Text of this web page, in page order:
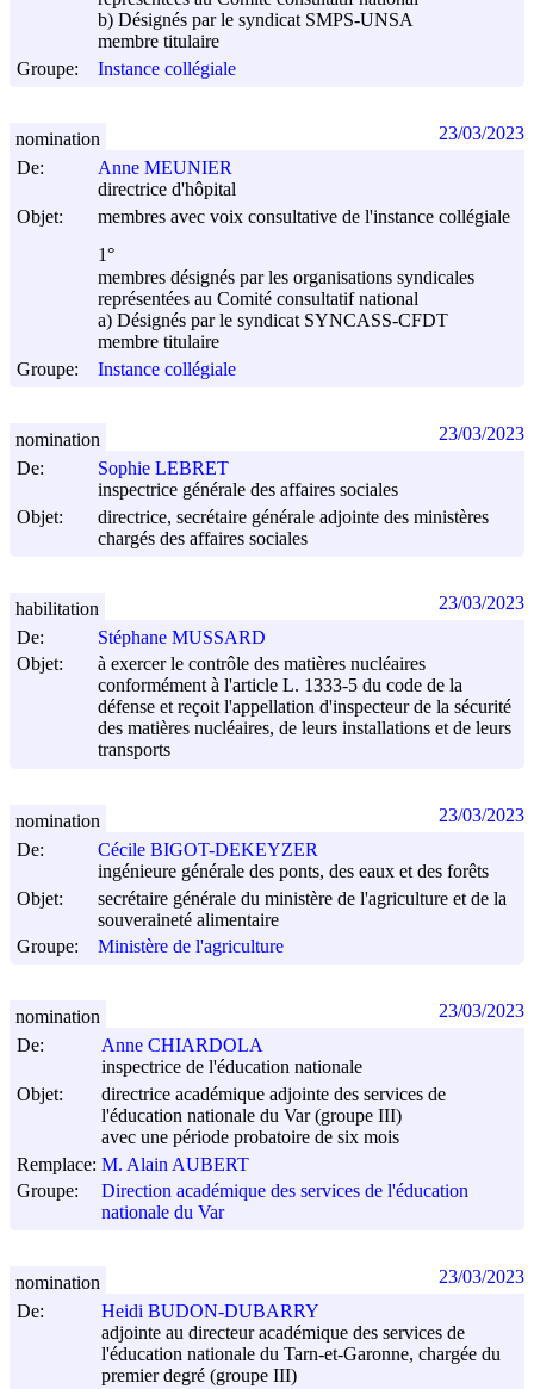
b) Désignés par le syndicat SMPS-UNSA
membre titulaire
Groupe:
Instance collégiale
De:
Anne MEUNIER
directrice d'hôpital
Objet:
membres avec voix consultative de l'instance collégiale
1°
membres désignés par les organisations syndicales
représentées au Comité consultatif national
a) Désignés par le syndicat SYNCASS-CFDT
membre titulaire
Groupe:
Instance collégiale
nomination 23/03/2023
De:
Sophie LEBRET
inspectrice générale des affaires sociales
Objet:
directrice, secrétaire générale adjointe des ministères
chargés des affaires sociales
nomination 23/03/2023
De:
Stéphane MUSSARD
Objet:
à exercer le contrôle des matières nucléaires
conformément à l'article L. 1333-5 du code de la
défense et reçoit l'appellation d'inspecteur de la sécurité
des matières nucléaires, de leurs installations et de leurs
transports
habilitation 23/03/2023
De:
Cécile BIGOT-DEKEYZER
ingénieure générale des ponts, des eaux et des forêts
Objet:
secrétaire générale du ministère de l'agriculture et de la
souveraineté alimentaire
Groupe:
Ministère de l'agriculture
nomination 23/03/2023
De:
Anne CHIARDOLA
inspectrice de l'éducation nationale
Objet:
directrice académique adjointe des services de
l'éducation nationale du Var (groupe III)
avec une période probatoire de six mois
Remplace: M. Alain AUBERT
Groupe:
Direction académique des services de l'éducation
nationale du Var
nomination 23/03/2023
De:
Heidi BUDON-DUBARRY
adjointe au directeur académique des services de
l'éducation nationale du Tarn-et-Garonne, chargée du
premier degré (groupe III)
nomination 23/03/2023